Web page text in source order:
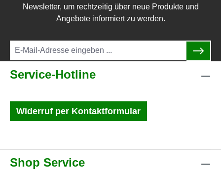
Newsletter, um rechtzeitig über neue Produkte und
Angebote informiert zu werden.
Service-Hotline
Widerruf per Kontaktformular
Shop Service